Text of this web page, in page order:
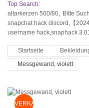
Top Search:
altarkerzen 500/80, Bitte
snapchat hack discord,【
username hack,snaphack
Startseite
Messgewand, violett
VERKAUF